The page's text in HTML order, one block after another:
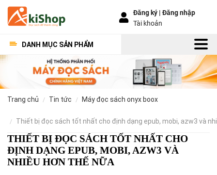
Đăng ký |Đăng nhập
Tài khoản
DANH MỤC SẢN PHẨM
trang chủ tin tức máy đọc sách onyx boox
thiết bị đọc sách tốt nhất cho định dạng epub, mobi, azw3 và
THIẾT BỊ ĐỌC SÁCH TỐT NHẤT CHO
ĐỊNH DẠNG EPUB, MOBI, AZW3 VÀ
NHIỀU HƠN THẾ NỮA